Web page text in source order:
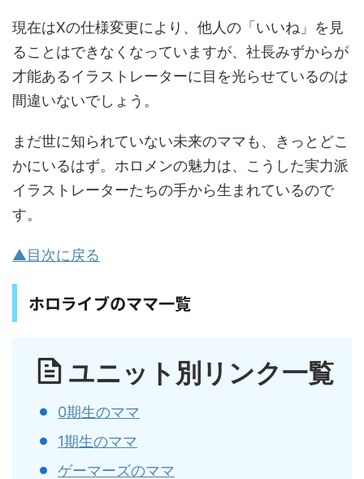
現在はXの仕様変更により、他人の「いいね」を見
ることはできなくなっていますが、社長みずからが
才能あるイラストレーターに目を光らせているのは
間違いないでしょう。
まだ世に知られていない未来のママも、きっとどこ
かにいるはず。ホロメンの魅力は、こうした実力派
イラストレーターたちの手から生まれているので
す。
▲目次に戻る
ホロライブのママ一覧
ユニット別リンク一覧
0期生のママ
1期生のママ
ゲーマーズのママ